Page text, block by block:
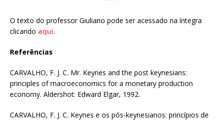
O texto do professor Giuliano pode ser acessado na íntegra
clicando aqui.
Referências
CARVALHO, F. J. C. Mr. Keynes and the post keynesians:
principles of macroeconomics for a monetary production
economy. Aldershot: Edward Elgar, 1992.
CARVALHO, F. J. C. Keynes e os pós-keynesianos: princípios de